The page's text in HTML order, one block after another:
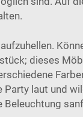
dieses
laut und